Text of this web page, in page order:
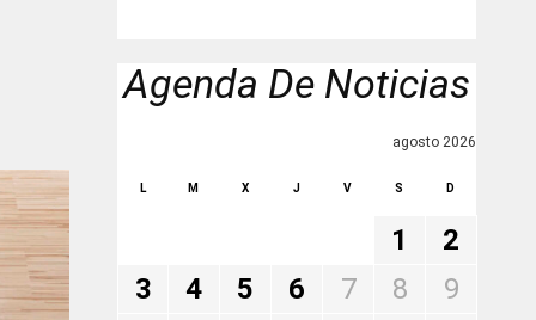
Agenda De Noticias
agosto 2026
L M X J V S D
1
2
3
4 5 6 7 8
9